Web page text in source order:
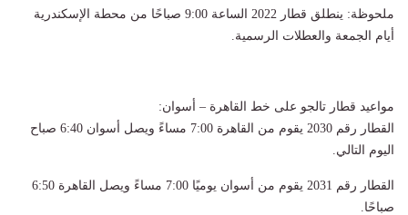
ملحوظة: ينطلق قطار 2022 الساعة 9:00 صباحًا من محطة الإسكندرية
أيام الجمعة والعطلات الرسمية.
مواعيد قطار تالجو على خط القاهرة – أسوان:
القطار رقم 2030 يقوم من القاهرة 7:00 مساءً ويصل أسوان 6:40 صباح
اليوم التالي.
القطار رقم 2031 يقوم من أسوان يوميًا 7:00 مساءً ويصل القاهرة 6:50
صباحًا.